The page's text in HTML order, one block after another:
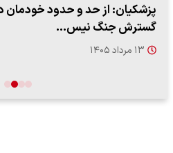
پزشکیان: از حد و حدود خودمان
گسترش جنگ نیس…
۱۳ مرداد ۱۴۰۵